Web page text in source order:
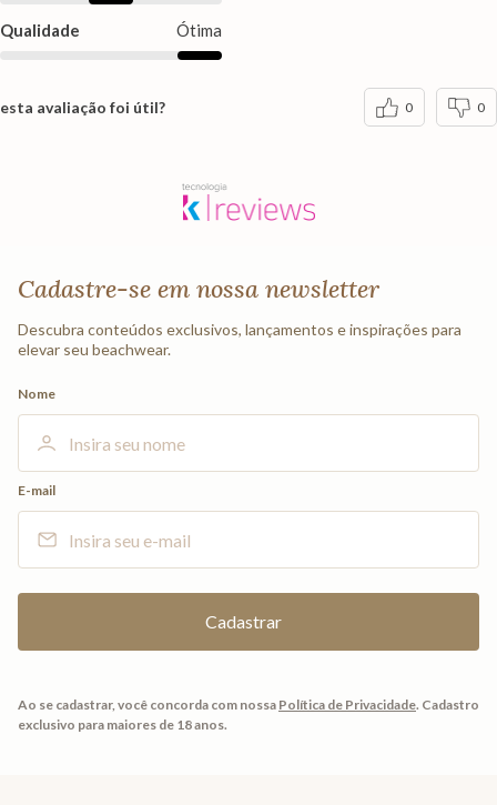
Qualidade Ótima
esta avaliação foi útil? 0 0
Cadastre-se em nossa newsletter
Descubra conteúdos exclusivos, lançamentos e inspirações para
elevar seu beachwear.
Nome
E-mail
Ao se cadastrar, você concorda com nossa Política de Privacidade. Cadastro
exclusivo para maiores de 18 anos.